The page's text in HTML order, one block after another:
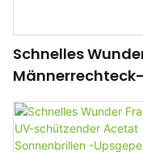
Schnelles
Männerrechteck-
Acetat-
， UV-Schutz P-
ya40100